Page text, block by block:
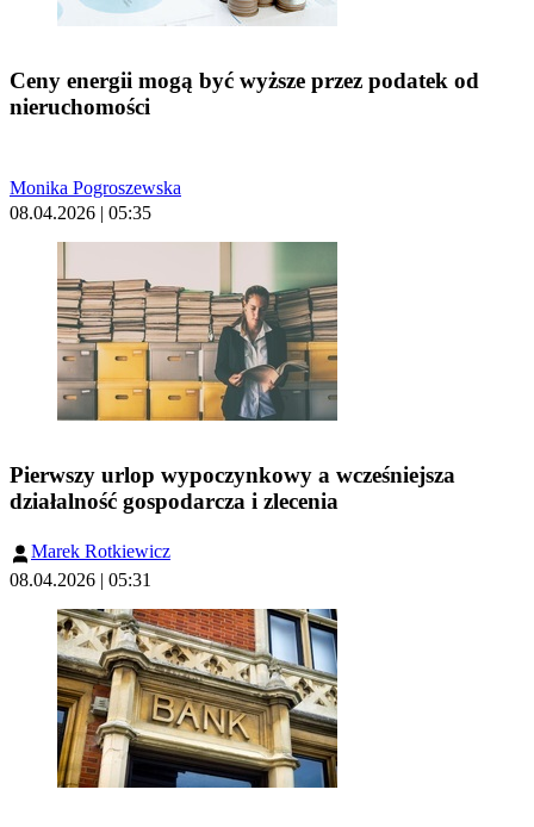
Ceny energii mogą być wyższe przez podatek od
nieruchomości
Monika Pogroszewska
08.04.2026 | 05:35
Pierwszy urlop wypoczynkowy a wcześniejsza
działalność gospodarcza i zlecenia
Marek Rotkiewicz
08.04.2026 | 05:31